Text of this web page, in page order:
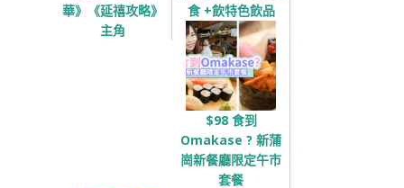
華》《延禧攻略》
主角
食 +飲特色飲品
$98 食到
Omakase ? 新蒲
崗新餐廳限定午市
套餐